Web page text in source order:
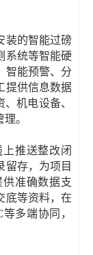
装的智能过磅
系统等智能硬
智能预警、分
提供信息数据
机电设备、
。
推送整改闭
留存，为项目
准确数据支
底等资料，在
多端协同，